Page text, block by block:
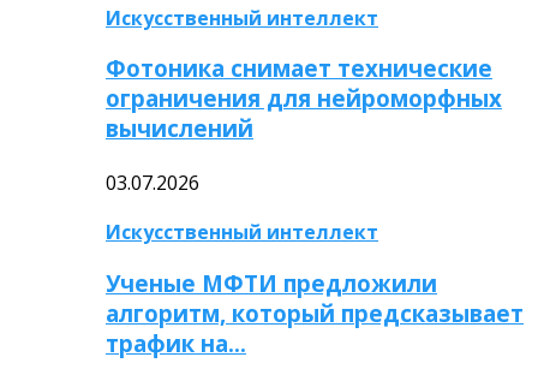
Искусственный интеллект
Фотоника снимает технические
ограничения для нейроморфных
вычислений
03.07.2026
Искусственный интеллект
Ученые МФТИ предложили
алгоритм, который предсказывает
трафик на…